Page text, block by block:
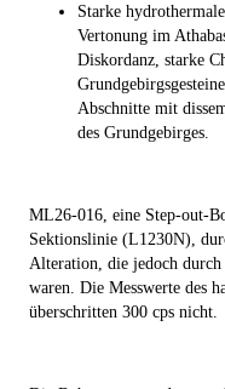
Starke
Vertonung im
Diskordanz, starke
Abschnitte mit
des Grundgebirges.
ML26-016, eine Step-out-
Sektionslinie (L1230N),
Alteration, die jedoch
waren. Die Messwerte des
überschritten 300 cps nicht.